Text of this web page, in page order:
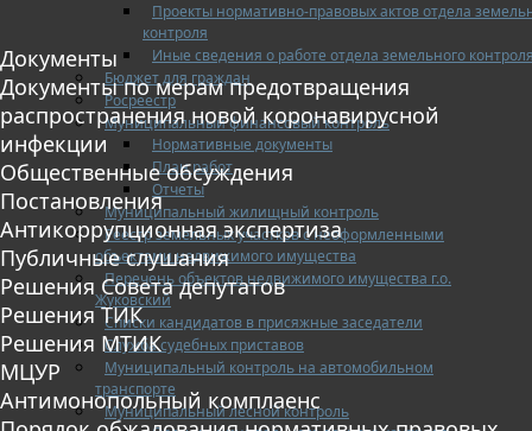
Проекты нормативно-правовых актов отдела
контроля
Иные сведения о работе отдела земельного
Бюджет для граждан
Росреестр
Муниципальный финансовый контроль
Нормативные документы
План работ
Отчеты
Муниципальный жилищный контроль
Реестр земельных участков с неоформленными
объектами недвижимого имущества
Перечень объектов недвижимого имущества г.о.
Жуковский
Списки кандидатов в присяжные заседатели
Служба судебных приставов
Муниципальный контроль на автомобильном
транспорте
Муниципальный лесной контроль
Документы
Документы по мерам предотвращения
распространения новой коронавирусной
инфекции
Общественные обсуждения
Постановления
Антикоррупционная экспертиза
Публичные слушания
Решения Совета депутатов
Решения ТИК
Решения МТИК
МЦУР
Антимонопольный комплаенс